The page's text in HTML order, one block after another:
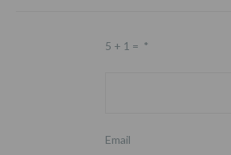
5 + 1 = *
Email